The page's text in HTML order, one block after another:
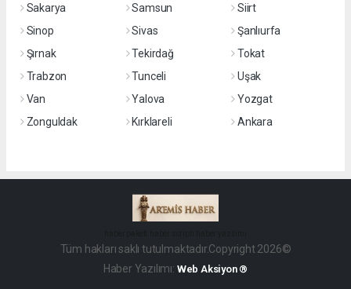
Sakarya
Samsun
Siirt
Sinop
Sivas
Şanlıurfa
Şırnak
Tekirdağ
Tokat
Trabzon
Tunceli
Uşak
Van
Yalova
Yozgat
Zonguldak
Kırklareli Ankara
Tüm hakları saklı tutulmaktadır.Copyright 2026©
Haber Yazılımı: Web Aksiyon ®